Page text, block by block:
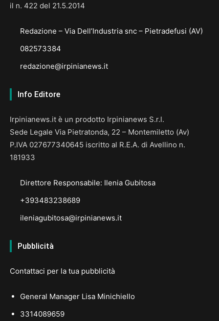
il n. 422 del 21.5.2014
Redazione – Via Dell’Industria snc – Pietradefusi (AV)
082573384
redazione@irpinianews.it
Info Editore
Irpinianews.it è un prodotto Irpinianews S.r.l.
Sede Legale Via Pietratonda, 22 – Montemiletto (Av)
P.IVA 027677340645 iscritto al R.E.A. di Avellino n.
181933
Direttore Responsabile: Ilenia Gubitosa
+393483238689
ileniagubitosa@irpinianews.it
Pubblicità
Contattaci per la tua pubblicità
General Manager Lisa Minichiello
3314089659